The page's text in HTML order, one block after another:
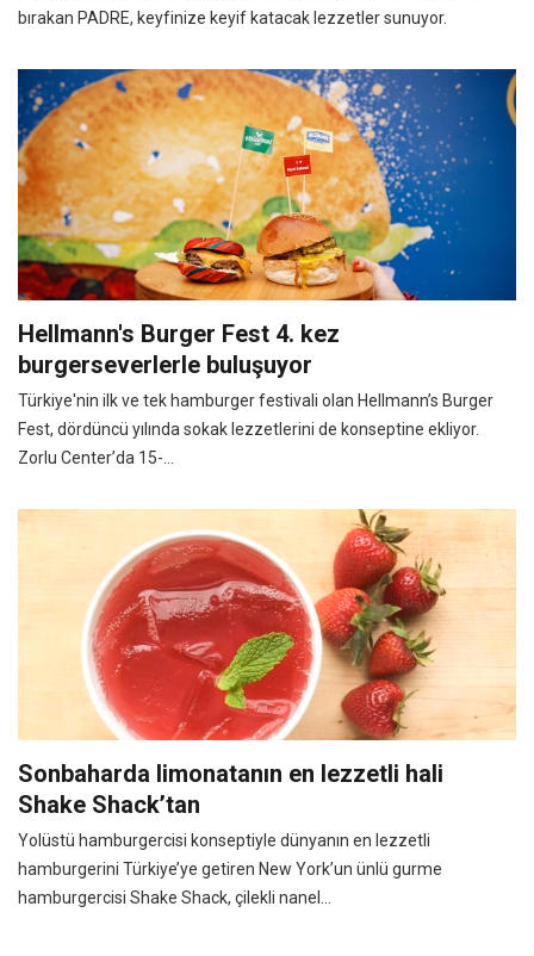
bırakan PADRE, keyfinize keyif katacak lezzetler sunuyor.
Hellmann's Burger Fest 4. kez
burgerseverlerle buluşuyor
Türkiye'nin ilk ve tek hamburger festivali olan Hellmann’s Burger
Fest, dördüncü yılında sokak lezzetlerini de konseptine ekliyor.
Zorlu Center’da 15-...
Sonbaharda limonatanın en lezzetli hali
Shake Shack’tan
Yolüstü hamburgercisi konseptiyle dünyanın en lezzetli
hamburgerini Türkiye’ye getiren New York’un ünlü gurme
hamburgercisi Shake Shack, çilekli nanel...